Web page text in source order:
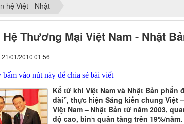
hệ Việt - Nhật
Hệ Thương Mại Việt Nam - Nhật
21/01/2010 01:56
bấm vào nút này để chia sẻ bài viết
Kể từ khi Việt Nam và Nhật Bản
dài”, thực hiện Sáng kiến chung Việt
Việt Nam – Nhật Bản từ năm 2003,
độ cao, bình quân tăng trên 19%/năm.